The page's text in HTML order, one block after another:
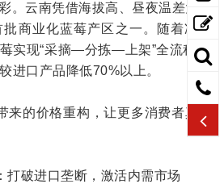
。云南凭借海拔高、昼夜温差大的
商业化蓝莓产区之一。随着冷链
实现“采摘—分拣—上架”全流程48
进口产品降低70%以上。
来的价格重构，让更多消费者真正
打破进口垄断，激活内需市场